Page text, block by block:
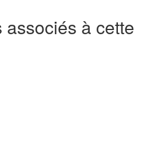
associés à cette